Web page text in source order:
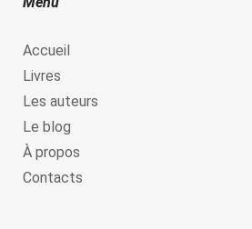
Accueil
Livres
Les auteurs
Le blog
À propos
Contacts